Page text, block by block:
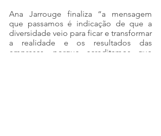
Ana Jarrouge finaliza “a mensagem
que passamos é indicação de que a
diversidade veio para ficar e transformar
a realidade e os resultados das
empresas, porque acreditamos que